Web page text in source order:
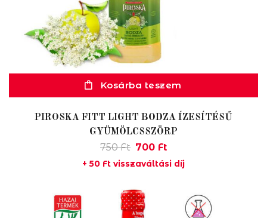
Kosárba teszem
PIROSKA FITT LIGHT BODZA ÍZESÍTÉSŰ
GYÜMÖLCSSZÖRP
750Ft Original
price
750 Ft.
700 FtCurrent
price
700 Ft.
+50 Ft visszaváltási díj